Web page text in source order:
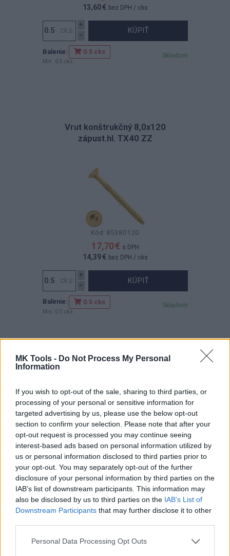
MK Tools - Do Not Process My Personal
Information
If you wish to opt-out of the sale, sharing to third parties, or
processing of your personal or sensitive information for
targeted advertising by us, please use the below opt-out
section to confirm your selection. Please note that after your
opt-out request is processed you may continue seeing
interest-based ads based on personal information utilized by
us or personal information disclosed to third parties prior to
your opt-out. You may separately opt-out of the further
disclosure of your personal information by third parties on the
IAB’s list of downstream participants. This information may
also be disclosed by us to third parties on the IAB’s List of
Downstream Participants that may further disclose it to other
Personal Data Processing Opt Outs
13,60 € bez DPH / cks
KÚPIŤ
Balenie: 0.5 cks
Min. 0.5 cks
Skladom
Vrut konštrukčný 8,0x120
zápust.hl. TX40 ZZ
Kód: 85380120
17,70 € s DPH
14,39 € bez DPH / cks
KÚPIŤ
Balenie: 0.5 cks
Min. 0.5 cks
Skladom
zápust.hl. TX30 ZZ
Kód: 85360140
11,88 € s DPH
9,66 € bez DPH / cks